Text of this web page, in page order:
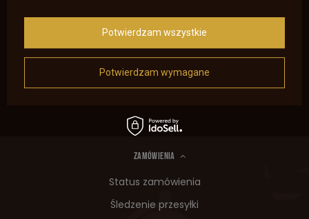
Pokaż więcej wpisów zKwiecień 2019
ZAMÓWIENIA
Status zamówienia
Śledzenie przesyłki
Potwierdzam wymagane
Potwierdzam wszystkie